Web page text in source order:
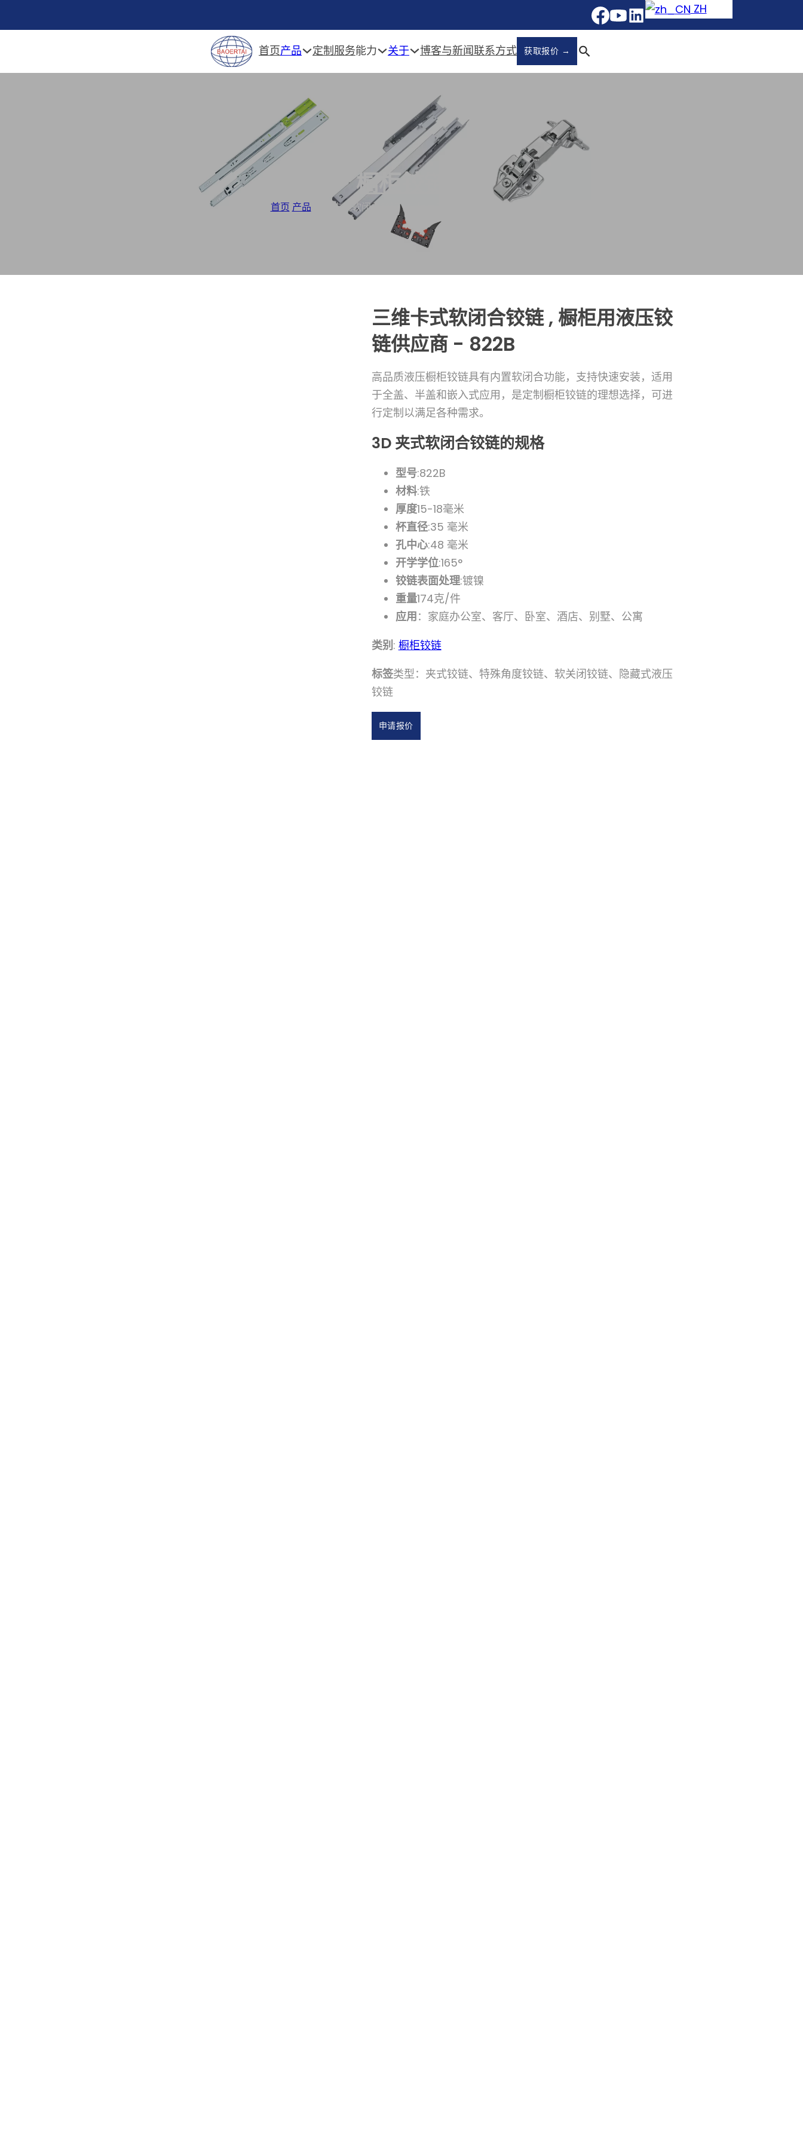
ZH
首页产品 定制服务能力 关于 博客与新闻 联系方式 获取报价 →
橱柜铰链
首页 产品 三维卡式软闭合铰链 , 橱柜用液压铰链供应商 - 822B
三维卡式软闭合铰链 , 橱柜用液压铰
链供应商 - 822B
高品质液压橱柜铰链具有内置软闭合功能，支持快速安装，适用
于全盖、半盖和嵌入式应用，是定制橱柜铰链的理想选择，可进
行定制以满足各种需求。
3D 夹式软闭合铰链的规格
型号:822B
材料:铁
厚度15-18毫米
杯直径:35 毫米
孔中心:48 毫米
开学学位:165°
铰链表面处理:镀镍
重量174克/件
应用：家庭办公室、客厅、卧室、酒店、别墅、公寓
类别: 橱柜铰链
标签类型：夹式铰链、特殊角度铰链、软关闭铰链、隐藏式液压
铰链
申请报价